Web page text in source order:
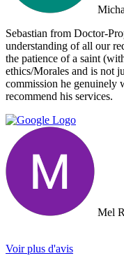
We were shocked that
turned away and ignored
up with a personal friend
After this dismal
so happy to find Doctor
Sebastian from Doctor-
understanding of all our
the patience of a saint
ethics/Morales and is not
commission he genuinely
recommend his services.
Mel
Voir plus d'avis